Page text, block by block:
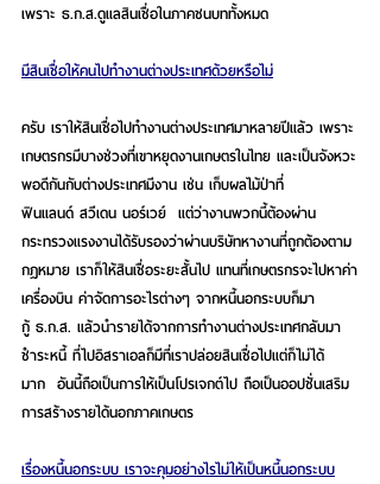
เพราะ ธ.ก.ส.ดูแลสินเชื่อในภาคชนบททั้งหมด
มีสินเชื่อให้คนไปทำงานต่างประเทศด้วยหรือไม่
ครับ เราให้สินเชื่อไปทำงานต่างประเทศมาหลายปีแล้ว เพราะ
เกษตรกรมีบางช่วงที่เขาหยุดงานเกษตรในไทย และเป็นจังหวะ
พอดีกันกับต่างประเทศมีงาน เช่น เก็บผลไม้ป่าที่
ฟินแลนด์ สวีเดน นอร์เวย์  แต่ว่างานพวกนี้ต้องผ่าน
กระทรวงแรงงานได้รับรองว่าผ่านบริษัทหางานที่ถูกต้องตาม
กฎหมาย เราก็ให้สินเชื่อระยะสั้นไป แทนที่เกษตรกรจะไปหาค่า
เครื่องบิน ค่าจัดการอะไรต่างๆ จากหนี้นอกระบบก็มา
กู้ ธ.ก.ส. แล้วนำรายได้จากการทำงานต่างประเทศกลับมา
ชำระหนี้ ที่ไปอิสราเอลก็มีที่เราปล่อยสินเชื่อไปแต่ก็ไม่ได้
มาก  อันนี้ถือเป็นการให้เป็นโปรเจกต์ไป ถือเป็นออปชั่นเสริม
การสร้างรายได้นอกภาคเกษตร
เรื่องหนี้นอกระบบ เราจะคุมอย่างไรไม่ให้เป็นหนี้นอกระบบ